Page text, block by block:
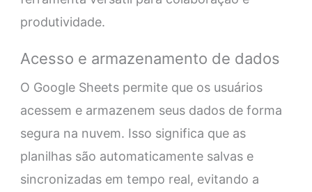
produtividade.
Acesso e armazenamento de dados
O Google Sheets permite que os usuários
acessem e armazenem seus dados de forma
segura na nuvem. Isso significa que as
planilhas são automaticamente salvas e
sincronizadas em tempo real, evitando a